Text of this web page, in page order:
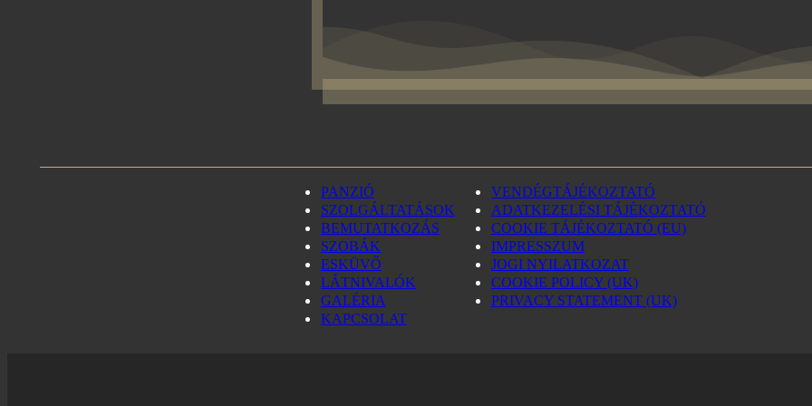
PANZIÓ
SZOLGÁLTATÁSOK
BEMUTATKOZÁS
SZOBÁK
ESKÜVŐ
LÁTNIVALÓK
GALÉRIA
KAPCSOLAT
VENDÉGTÁJÉKOZTATÓ
ADATKEZELÉSI TÁJÉKOZTATÓ
COOKIE TÁJÉKOZTATÓ (EU)
IMPRESSZUM
JOGI NYILATKOZAT
COOKIE POLICY (UK)
PRIVACY STATEMENT (UK)